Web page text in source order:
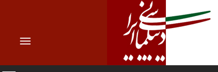
Toggle